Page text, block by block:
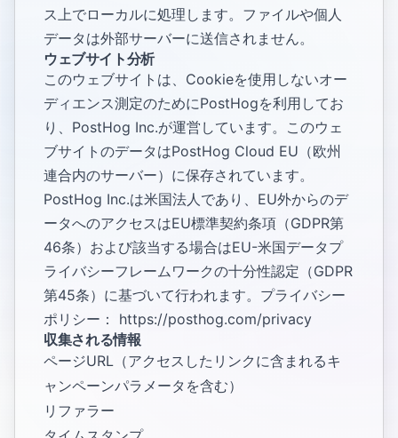
ス上でローカルに処理します。ファイルや個人
データは外部サーバーに送信されません。
ウェブサイト分析
このウェブサイトは、Cookieを使用しないオー
ディエンス測定のためにPostHogを利用してお
り、PostHog Inc.が運営しています。このウェ
ブサイトのデータはPostHog Cloud EU（欧州
連合内のサーバー）に保存されています。
PostHog Inc.は米国法人であり、EU外からのデ
ータへのアクセスはEU標準契約条項（GDPR第
46条）および該当する場合はEU-米国データプ
ライバシーフレームワークの十分性認定（GDPR
第45条）に基づいて行われます。プライバシー
ポリシー： https://posthog.com/privacy
収集される情報
ページURL（アクセスしたリンクに含まれるキ
ャンペーンパラメータを含む）
リファラー